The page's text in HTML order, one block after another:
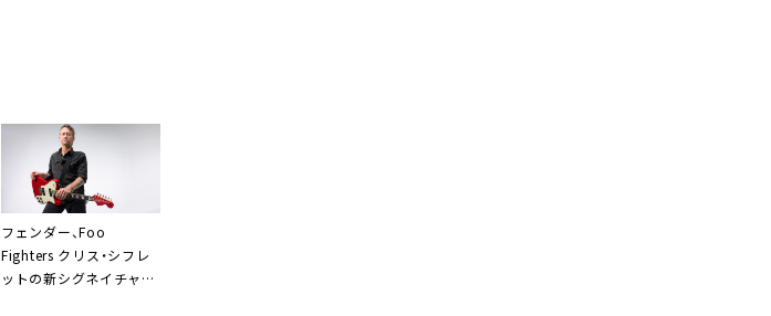
フェンダー、Foo
Fighters クリス・シフレ
ットの新シグネイチャー